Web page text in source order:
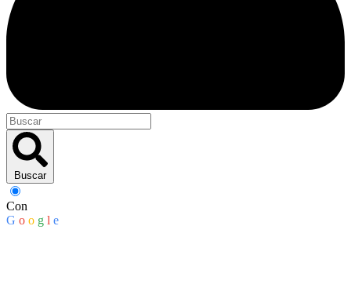
Buscar
Con
G o o g l e